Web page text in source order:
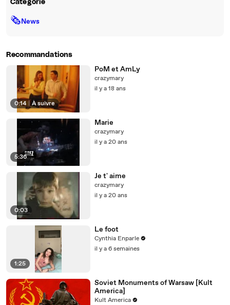
Catégorie
🗞News
Recommandations
0:14 À suivre
PoM et AmLy
crazymary
il y a 18 ans
5:36
Marie
crazymary
il y a 20 ans
0:03
Je t' aime
crazymary
il y a 20 ans
1:25
Le foot
Cynthia Enparle
il y a 6 semaines
Soviet Monuments of Warsaw [Kult
America]
Kult America